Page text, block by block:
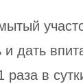
дать
раза в